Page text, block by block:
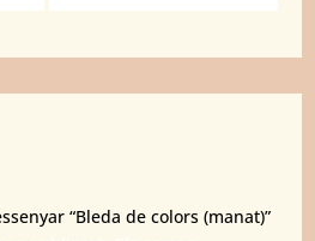
“Bleda de colors (manat)”